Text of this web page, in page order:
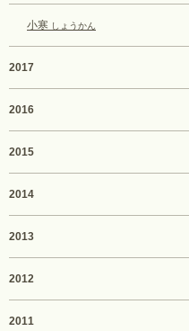
小寒 しょうかん
2017
2016
2015
2014
2013
2012
2011